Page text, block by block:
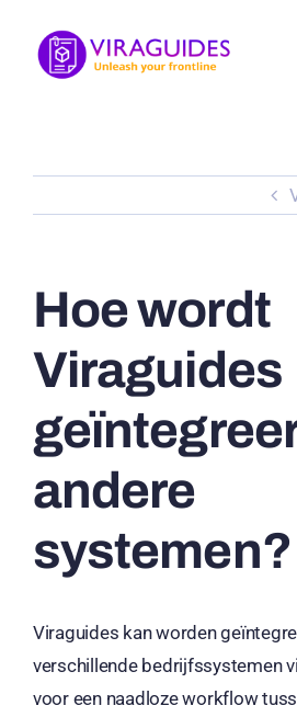
inhoud
Hoe wordt
Viraguides
andere
systemen?
Viraguides kan worden
verschillende bedrijfssystemen
voor een naadloze workflow